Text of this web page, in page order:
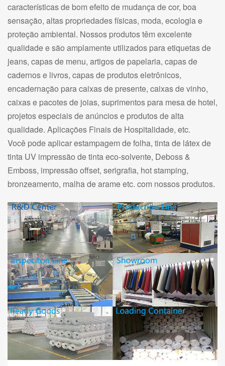
características de bom efeito de mudança de cor, boa
sensação, altas propriedades físicas, moda, ecologia e
proteção ambiental. Nossos produtos têm excelente
qualidade e são amplamente utilizados para etiquetas de
jeans, capas de menu, artigos de papelaria, capas de
cadernos e livros, capas de produtos eletrônicos,
encadernação para caixas de presente, caixas de vinho,
caixas e pacotes de joias, suprimentos para mesa de hotel,
projetos especiais de anúncios e produtos de alta
qualidade. Aplicações Finais de Hospitalidade, etc.
Você pode aplicar estampagem de folha, tinta de látex de
tinta UV impressão de tinta eco-solvente, Deboss &
Emboss, impressão offset, serigrafia, hot stamping,
bronzeamento, malha de arame etc. com nossos produtos.